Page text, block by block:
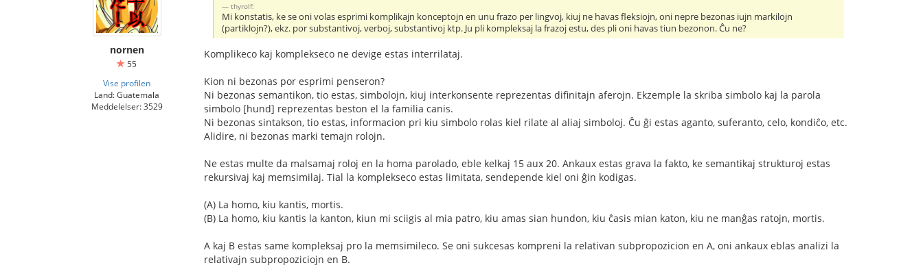
nornen
55
Vise profilen
Land: Guatemala
Meddelelser: 3529
thyrolf:
Mi konstatis, ke se oni volas esprimi komplikajn konceptojn en unu frazo per lingvoj, kiuj ne havas fleksiojn, oni nepre bezonas iujn markilojn
(partiklojn?), ekz. por substantivoj, verboj, substantivoj ktp. Ju pli kompleksaj la frazoj estu, des pli oni havas tiun bezonon. Ĉu ne?
Komplikeco kaj komplekseco ne devige estas interrilataj.
Kion ni bezonas por esprimi penseron?
Ni bezonas semantikon, tio estas, simbolojn, kiuj interkonsente reprezentas difinitajn aferojn. Ekzemple la skriba simbolo kaj la parola
simbolo [hund] reprezentas beston el la familia canis.
Ni bezonas sintakson, tio estas, informacion pri kiu simbolo rolas kiel rilate al aliaj simboloj. Ĉu ĝi estas aganto, suferanto, celo, kondiĉo, etc.
Alidire, ni bezonas marki temajn rolojn.
Ne estas multe da malsamaj roloj en la homa parolado, eble kelkaj 15 aux 20. Ankaux estas grava la fakto, ke semantikaj strukturoj estas
rekursivaj kaj memsimilaj. Tial la komplekseco estas limitata, sendepende kiel oni ĝin kodigas.
(A) La homo, kiu kantis, mortis.
(B) La homo, kiu kantis la kanton, kiun mi sciigis al mia patro, kiu amas sian hundon, kiu ĉasis mian katon, kiu ne manĝas ratojn, mortis.
A kaj B estas same kompleksaj pro la memsimileco. Se oni sukcesas kompreni la relativan subpropozicion en A, oni ankaux eblas analizi la
relativajn subpropoziciojn en B.